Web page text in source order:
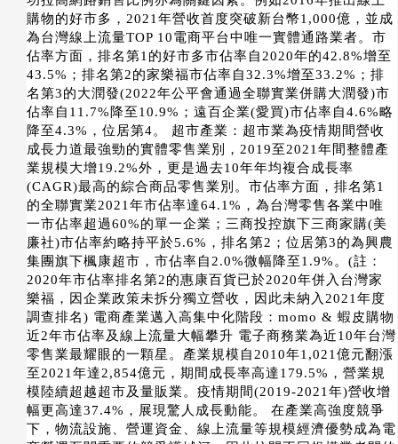
購物的好市多，2021年營收首度突破新台幣1,000億，並成
為台灣線上流量TOP 10電商平台中唯一實體通路業者。市
佔率方面，排名第1的好市多市佔率自2020年的42.8%增至
43.5%；排名第2的家樂福市佔率自32.3%增至33.2%；排
名第3的大潤發(2022年公平會通過全聯實業併購大潤發)市
佔率自11.7%降至10.9%；遠百企業(愛買)市佔率自4.6%略
降至4.3%，位居第4。 超市產業：超市業為疫情期間營收
成長力道最強勁的實體零售業別，2019至2021年間整體產
業規模大增19.2%外，更是過去10年年均複合成長率
(CAGR)最高的綜合商品零售業別。市佔率方面，排名第1
的全聯實業2021年市佔率達64.1%，為台灣零售各業中唯
一市佔率超過60%的單一企業；三商投控旗下三商家購(美
廉社)市佔率約略持平於5.6%，排名第2；位居第3的為興農
集團旗下楓康超市，市佔率自2.0%微幅降至1.9%。(註：
2020年市佔率排名第2的惠康百貨已於2020年併入台灣家
樂福，因企業政策未拆分獨立營收，因此未納入2021年度
調查排名) 電商產業邁入高集中化階段：momo & 蝦皮購物
近2年市佔率及線上流量大幅攀升 電子商務業為近10年台灣
零售業最耀眼的一顆星。產業規模自2010年1,021億元翻漲
至2021年達2,854億元，期間成長率高達179.5%，營業規
模陸續超越超市及量販業。疫情期間(2019-2021年)營收增
幅更高達37.4%，展現驚人成長動能。 在產業高強度競爭
下，物流設施、營運資金、線上流量等規模經濟優勢成為電